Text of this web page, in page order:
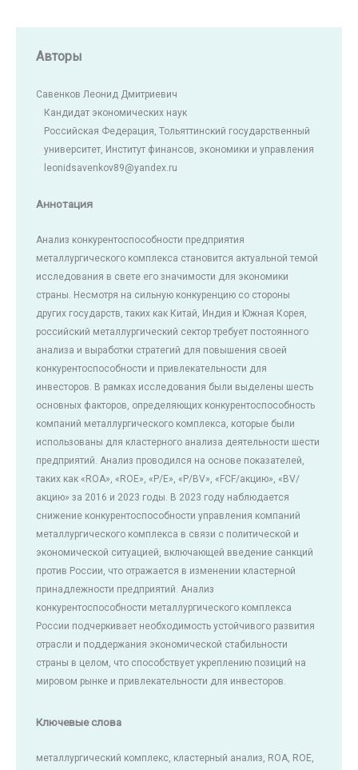
Авторы
Савенков Леонид Дмитриевич
Кандидат экономических наук
Российская Федерация, Тольяттинский государственный
университет, Институт финансов, экономики и управления
leonidsavenkov89@yandex.ru
Аннотация
Анализ конкурентоспособности предприятия
металлургического комплекса становится актуальной темой
исследования в свете его значимости для экономики
страны. Несмотря на сильную конкуренцию со стороны
других государств, таких как Китай, Индия и Южная Корея,
российский металлургический сектор требует постоянного
анализа и выработки стратегий для повышения своей
конкурентоспособности и привлекательности для
инвесторов. В рамках исследования были выделены шесть
основных факторов, определяющих конкурентоспособность
компаний металлургического комплекса, которые были
использованы для кластерного анализа деятельности шести
предприятий. Анализ проводился на основе показателей,
таких как «ROA», «ROE», «P/E», «P/BV», «FCF/акцию», «BV/
акцию» за 2016 и 2023 годы. В 2023 году наблюдается
снижение конкурентоспособности управления компаний
металлургического комплекса в связи с политической и
экономической ситуацией, включающей введение санкций
против России, что отражается в изменении кластерной
принадлежности предприятий. Анализ
конкурентоспособности металлургического комплекса
России подчеркивает необходимость устойчивого развития
отрасли и поддержания экономической стабильности
страны в целом, что способствует укреплению позиций на
мировом рынке и привлекательности для инвесторов.
Ключевые слова
металлургический комплекс, кластерный анализ, ROA, ROE,